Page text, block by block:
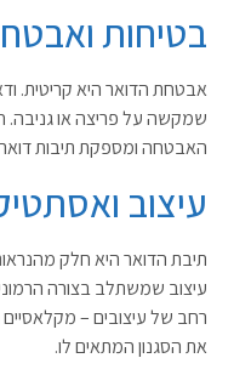
בטיחות
אבטחת הדואר היא קריטית.
שמקשה על פריצה או
האבטחה ומספקת תיבות
עיצוב
תיבת הדואר היא חלק
עיצוב שמשתלב בצורה
רחב של עיצובים –
את הסגנון המתאים לו.